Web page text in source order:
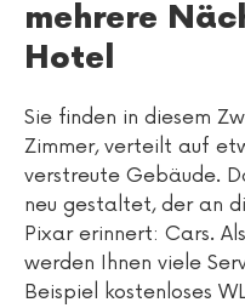
mehrere
Hotel
Sie finden in diesem
Zimmer, verteilt auf
verstreute Gebäude.
neu gestaltet, der an
Pixar erinnert: Cars.
werden Ihnen viele
Beispiel kostenloses